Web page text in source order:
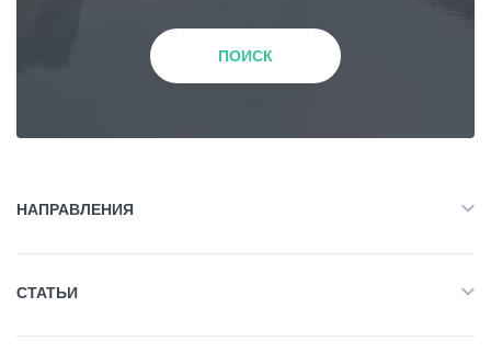
ПОИСК
НАПРАВЛЕНИЯ
СТАТЬИ